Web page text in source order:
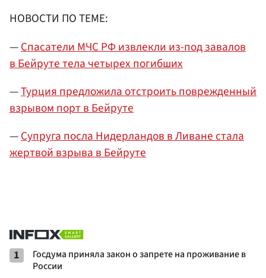
НОВОСТИ ПО ТЕМЕ:
—Спасатели МЧС РФ извлекли из-под завалов
в Бейруте тела четырех погибших
—Турция предложила отстроить поврежденный
взрывом порт в Бейруте
—Супруга посла Нидерландов в Ливане стала
жертвой взрыва в Бейруте
1
Госдума приняла закон о запрете на проживание в
России